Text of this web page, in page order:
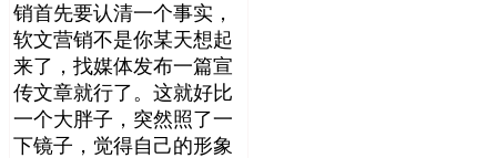
销首先要认清一个事实，
软文营销不是你某天想起
来了，找媒体发布一篇宣
传文章就行了。这就好比
一个大胖子，突然照了一
下镜子，觉得自己的形象